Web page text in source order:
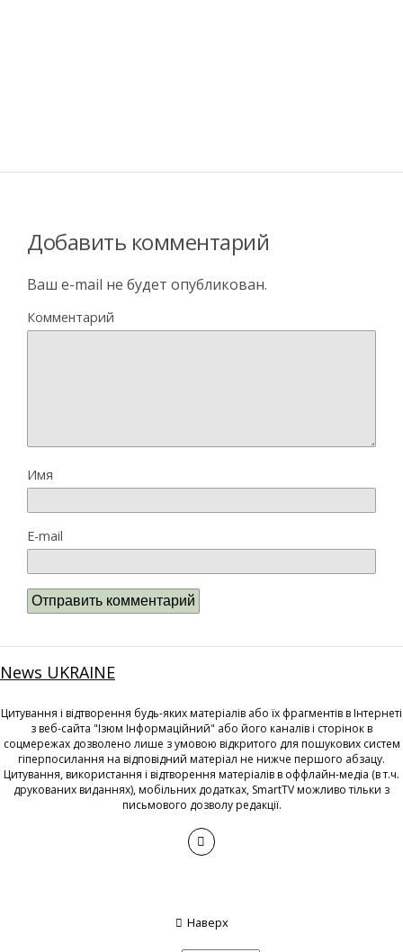
Добавить комментарий
Ваш e-mail не будет опубликован.
Комментарий
Имя
E-mail
News UKRAINE
Цитування і відтворення будь-яких матеріалів або їх фрагментів в Інтернеті
з веб-сайта "Ізюм Інформаційний" або його каналів і сторінок в
соцмережах дозволено лише з умовою відкритого для пошукових систем
гіперпосилання на відповідний матеріал не нижче першого абзацу.
Цитування, використання і відтворення матеріалів в оффлайн-медіа (в т.ч.
друкованих виданнях), мобільних додатках, SmartTV можливо тільки з
письмового дозволу редакції.
Наверх